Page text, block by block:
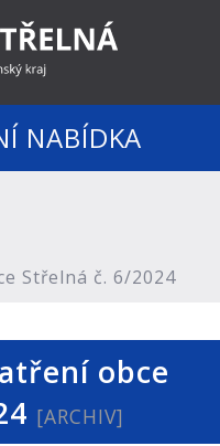
NABÍDKA
Střelná č. 6/2024
obce
[ARCHIV]